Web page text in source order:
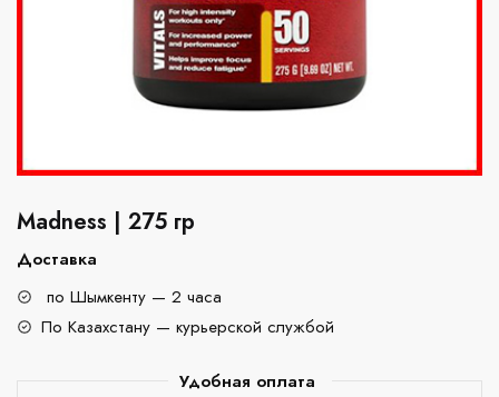
Madness | 275 гр
Доставка
по Шымкенту — 2 часа
По Казахстану — курьерской службой
Удобная оплата